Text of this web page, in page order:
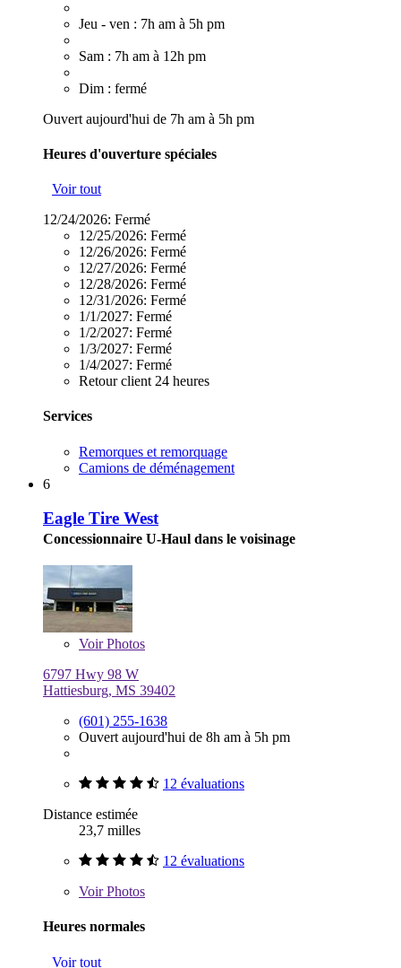
Jeu - ven : 7h am à 5h pm
Sam : 7h am à 12h pm
Dim : fermé
Ouvert aujourd'hui de 7h am à 5h pm
Heures d'ouverture spéciales
Voir tout
12/24/2026: Fermé
12/25/2026: Fermé
12/26/2026: Fermé
12/27/2026: Fermé
12/28/2026: Fermé
12/31/2026: Fermé
1/1/2027: Fermé
1/2/2027: Fermé
1/3/2027: Fermé
1/4/2027: Fermé
Retour client 24 heures
Services
Remorques et remorquage
Camions de déménagement
6
Eagle Tire West
Concessionnaire U-Haul dans le voisinage
VoirPhotos
6797 Hwy 98 W
Hattiesburg, MS 39402
(601) 255-1638
Ouvert aujourd'hui de 8h am à 5h pm
12 évaluations
Distance estimée
23,7 milles
12 évaluations
VoirPhotos
Heures normales
Voir tout